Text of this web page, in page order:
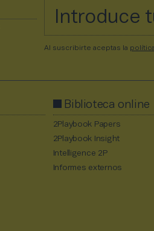
Al suscribirte aceptas la
Biblioteca online
2Playbook Papers
2Playbook Insight
Intelligence 2P
Informes externos